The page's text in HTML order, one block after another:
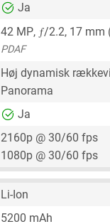
Ja
42 MP, ƒ/2.2, 17 mm
PDAF
Høj dynamisk
Panorama
Ja
2160p @ 30/60 fps
1080p @ 30/60 fps
Li-Ion
5200 mAh